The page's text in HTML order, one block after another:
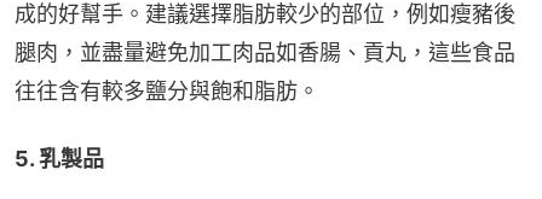
成的好幫手。建議選擇脂肪較少的部位，例如瘦豬後
腿肉，並盡量避免加工肉品如香腸、貢丸，這些食品
往往含有較多鹽分與飽和脂肪。
5. 乳製品